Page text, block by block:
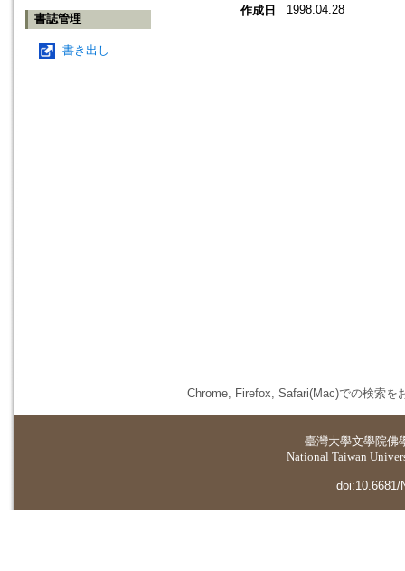
書誌管理
書き出し
作成日 1998.04.28
Chrome, Firefox, Safari(Mac)での検索を
臺灣大學文學院佛
National Taiwan
doi:10.6681/